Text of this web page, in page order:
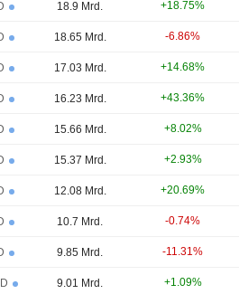
18.9 Mrd. +18.75%
18.65 Mrd. -6.86%
17.03 Mrd. +14.68%
16.23 Mrd. +43.36%
15.66 Mrd. +8.02%
15.37 Mrd. +2.93%
12.08 Mrd. +20.69%
10.7 Mrd. -0.74%
9.85 Mrd. -11.31%
9.01 Mrd. +1.09%